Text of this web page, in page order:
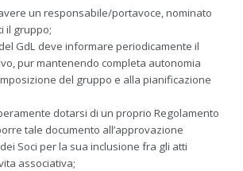
un responsabile/portavoce, nominato
il gruppo;
GdL deve informare periodicamente il
pur mantenendo completa autonomia
del gruppo e alla pianificazione
dotarsi di un proprio Regolamento
tale documento all’approvazione
Soci per la sua inclusione fra gli atti
associativa;